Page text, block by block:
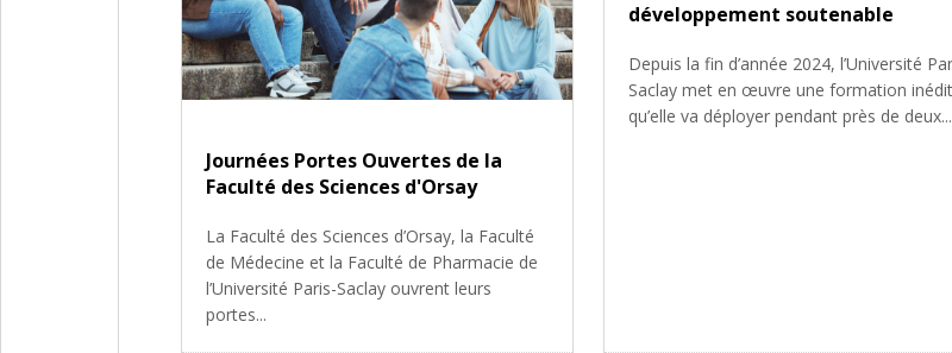
Journées Portes Ouvertes de la
Faculté des Sciences d'Orsay
La Faculté des Sciences d’Orsay, la Faculté
de Médecine et la Faculté de Pharmacie de
l’Université Paris-Saclay ouvrent leurs
portes...
développement soutenable
Depuis la fin d’année 2024, l’Université
Saclay met en œuvre une formation
qu’elle va déployer pendant près de deux...